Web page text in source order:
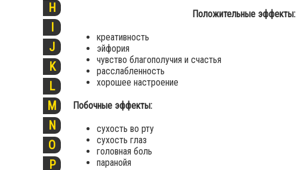
H
I
J
K
L
M
N
O
P
Положительные эффекты:
креативность
эйфория
чувство благополучия и счастья
расслабленность
хорошее настроение
Побочные эффекты:
сухость во рту
сухость глаз
головная боль
паранойя